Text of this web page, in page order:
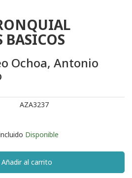
BASICOS
Ochoa, Antonio
AZA3237
Disponible
Añadir al carrito